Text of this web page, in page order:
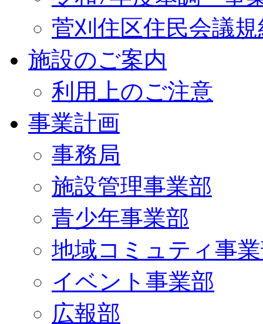
菅刈住区住民会議規
施設のご案内
利用上のご注意
事業計画
事務局
施設管理事業部
青少年事業部
地域コミュティ事
イベント事業部
広報部